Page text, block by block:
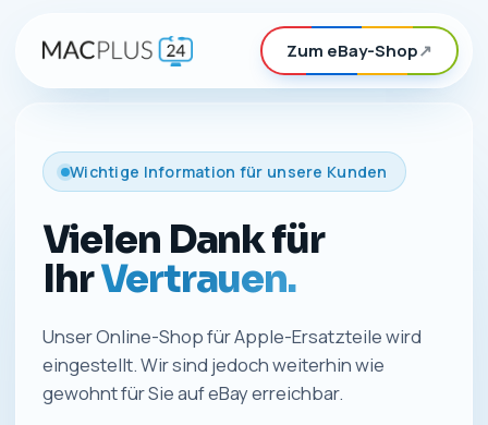
Zum eBay-Shop↗
Wichtige Information für unsere Kunden
Vielen Dank für
IhrVertrauen.
Unser Online-Shop für Apple-Ersatzteile wird
eingestellt. Wir sind jedoch weiterhin wie
gewohnt für Sie auf eBay erreichbar.